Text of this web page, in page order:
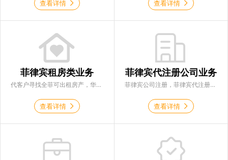
查看详情 查看详情
菲律宾租房类业务
代客户寻找全菲可出租房产，华商签证自有房产
查看详情
菲律宾代注册公司业务
菲律宾公司注册，菲律宾代注册公司，菲律宾税务会计
查看详情